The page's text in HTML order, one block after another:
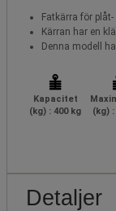
Fatkärra för
Kärran har en
Denna modell
Kapacitet
(kg) : 400 kg
(kg)
Detaljer